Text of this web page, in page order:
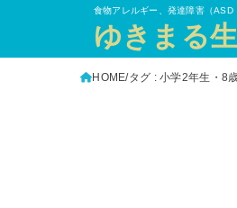
食物アレルギー、発達障害（
ゆきまる
HOME タグ : 小学2年生・8